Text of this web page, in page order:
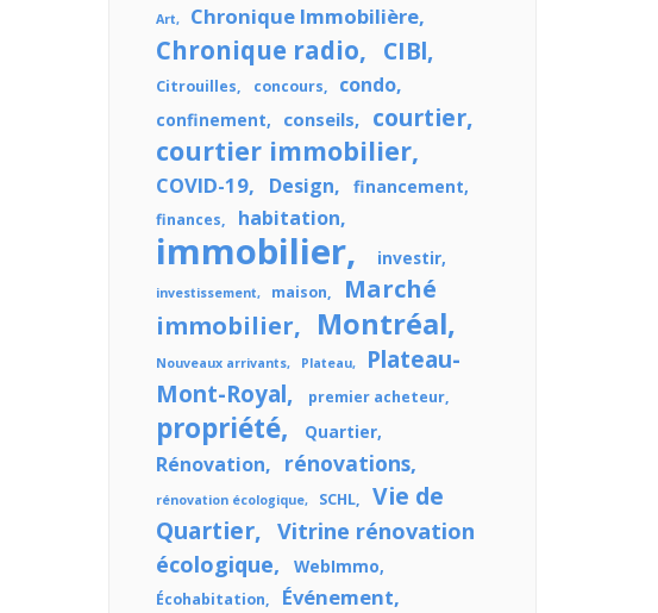
Art
Chronique Immobilière
Chronique radio CIBl
Citrouilles concours condo
confinement conseils courtier
courtier immobilier
COVID-19 Design financement
finances habitation
immobilier investir
investissement maison
Marché
immobilier
Montréal
Nouveaux arrivants Plateau
Plateau-
Mont-Royal
premier acheteur
propriété Quartier
Rénovation rénovations
rénovation écologique SCHL
Vie de
Quartier
Vitrine rénovation
écologique
WebImmo
Écohabitation Événement